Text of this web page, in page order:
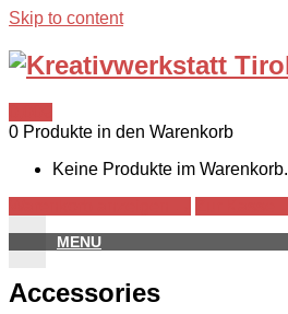
Skip to content
0 Produkte in den Warenkorb
Keine Produkte im Warenkorb.
MENU
Accessories